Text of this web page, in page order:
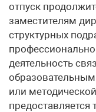
отпуск
заместителям
структурных
деятельность
или
предоставляется